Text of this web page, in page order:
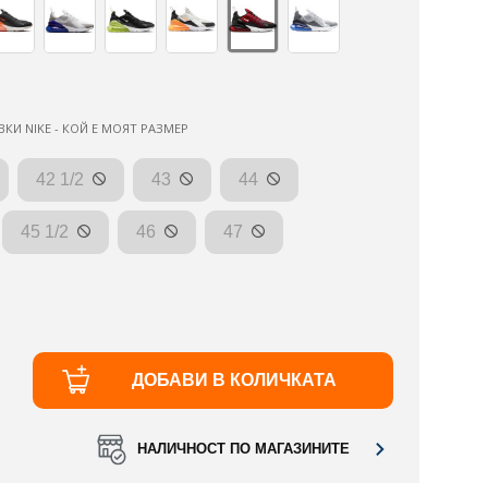
NIKE - КОЙ Е МОЯТ РАЗМЕР
42 1/2 43 44
45 1/2 46 47
ДОБАВИ В КОЛИЧКАТА
НАЛИЧНОСТ ПО МАГАЗИНИТЕ